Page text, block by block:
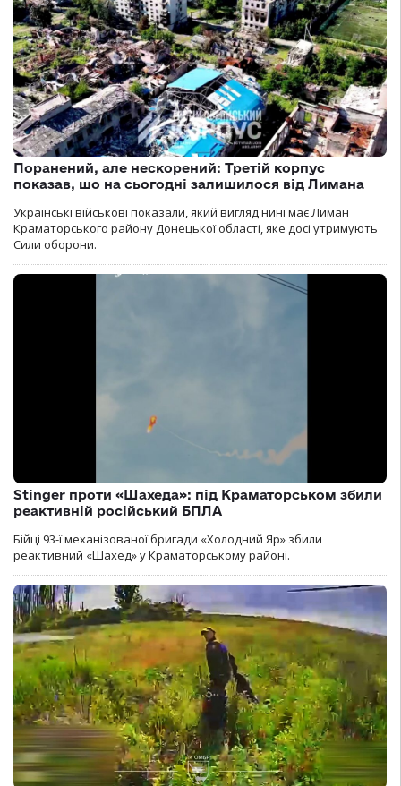
Поранений, але нескорений: Третій корпус
показав, шо на сьогодні залишилося від Лимана
Українські військові показали, який вигляд нині має Лиман
Краматорського району Донецької області, яке досі утримують
Сили оборони.
Stinger проти «Шахеда»: під Краматорськом збили
реактивній російський БПЛА
Бійці 93-ї механізованої бригади «Холодний Яр» збили
реактивний «Шахед» у Краматорському районі.